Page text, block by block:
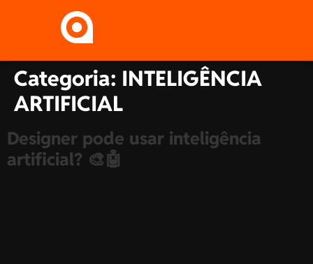
Categoria: INTELIGÊNCIA
ARTIFICIAL
Designer pode usar inteligência
artificial? 🎨🤖